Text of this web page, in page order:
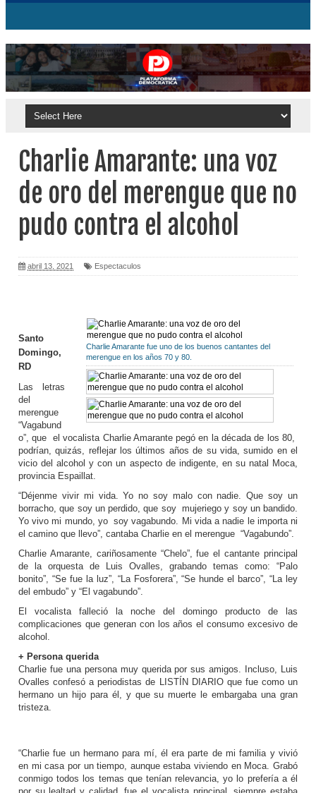
Charlie Amarante: una voz
de oro del merengue que no
pudo contra el alcohol
abril 13, 2021 Espectaculos
Charlie Amarante fue uno de los buenos cantantes del
merengue en los años 70 y 80.
Santo
Domingo,
RD
Las letras
del
merengue
“Vagabund
o”, que el vocalista Charlie Amarante pegó en la década de los 80,
podrían, quizás, reflejar los últimos años de su vida, sumido en el
vicio del alcohol y con un aspecto de indigente, en su natal Moca,
provincia Espaillat.
“Déjenme vivir mi vida. Yo no soy malo con nadie. Que soy un
borracho, que soy un perdido, que soy mujeriego y soy un bandido.
Yo vivo mi mundo, yo soy vagabundo. Mi vida a nadie le importa ni
el camino que llevo”, cantaba Charlie en el merengue “Vagabundo”.
Charlie Amarante, cariñosamente “Chelo”, fue el cantante principal
de la orquesta de Luis Ovalles, grabando temas como: “Palo
bonito”, “Se fue la luz”, “La Fosforera”, “Se hunde el barco”, “La ley
del embudo” y “El vagabundo”.
El vocalista falleció la noche del domingo producto de las
complicaciones que generan con los años el consumo excesivo de
alcohol.
+ Persona querida
Charlie fue una persona muy querida por sus amigos. Incluso, Luis
Ovalles confesó a periodistas de LISTÍN DIARIO que fue como un
hermano un hijo para él, y que su muerte le embargaba una gran
tristeza.
“Charlie fue un hermano para mí, él era parte de mi familia y vivió
en mi casa por un tiempo, aunque estaba viviendo en Moca. Grabó
conmigo todos los temas que tenían relevancia, yo lo prefería a él